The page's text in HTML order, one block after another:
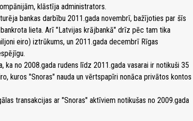
klāstīja administrators.
bankas darbību 2011.gada novembrī, bažījoties par šīs
lieta. Arī "Latvijas krājbankā" drīz pēc tam tika
eiro) iztrūkums, un 2011.gada decembrī Rīgas
no 2008.gada rudens līdz 2011.gada vasarai ir notikuši 35
kuros "Snoras" nauda un vērtspapīri nonāca privātos kontos
transakcijas ar "Snoras" aktīviem notikušas no 2009.gada